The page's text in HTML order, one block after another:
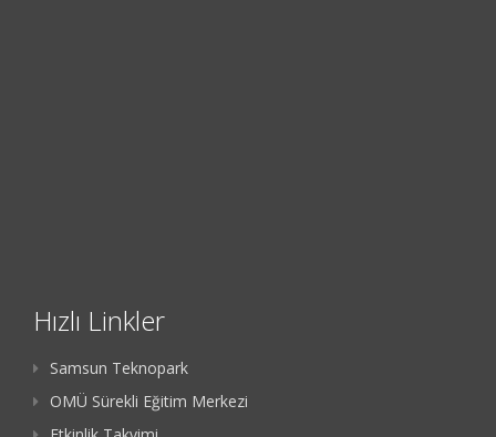
Hızlı Linkler
Samsun Teknopark
OMÜ Sürekli Eğitim Merkezi